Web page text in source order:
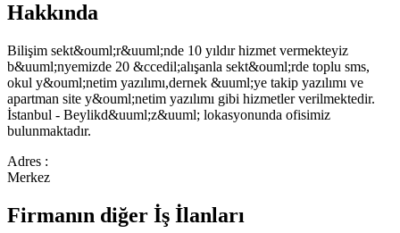
Hakkında
Bilişim sekt&ouml;r&uuml;nde 10 yıldır hizmet vermekteyiz
b&uuml;nyemizde 20 &ccedil;alışanla sekt&ouml;rde toplu sms,
okul y&ouml;netim yazılımı,dernek &uuml;ye takip yazılımı ve
apartman site y&ouml;netim yazılımı gibi hizmetler verilmektedir.
İstanbul - Beylikd&uuml;z&uuml; lokasyonunda ofisimiz
bulunmaktadır.
Adres :
Merkez
Firmanın diğer İş İlanları